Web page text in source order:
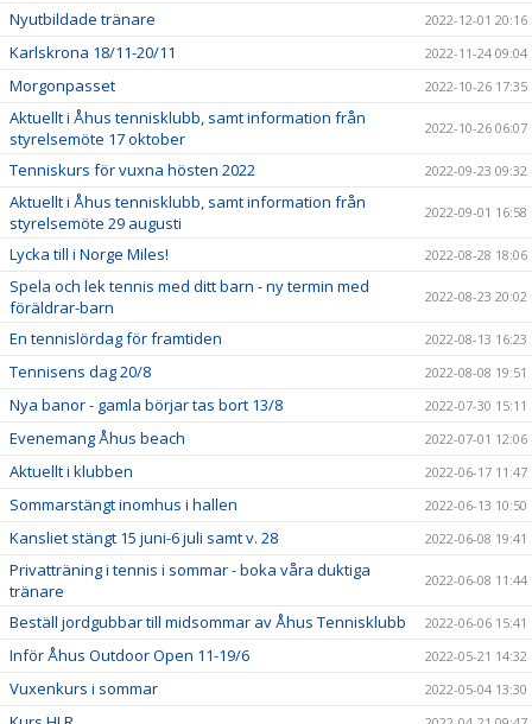
Nyutbildade tränare 2022-12-01 20:16
Karlskrona 18/11-20/11 2022-11-24 09:04
Morgonpasset 2022-10-26 17:35
Aktuellt i Åhus tennisklubb, samt information från
styrelsemöte 17 oktober
2022-10-26 06:07
Tenniskurs för vuxna hösten 2022 2022-09-23 09:32
Aktuellt i Åhus tennisklubb, samt information från
styrelsemöte 29 augusti
2022-09-01 16:58
Lycka till i Norge Miles! 2022-08-28 18:06
Spela och lek tennis med ditt barn - ny termin med
föräldrar-barn
2022-08-23 20:02
En tennislördag för framtiden 2022-08-13 16:23
Tennisens dag 20/8 2022-08-08 19:51
Nya banor - gamla börjar tas bort 13/8 2022-07-30 15:11
Evenemang Åhus beach 2022-07-01 12:06
Aktuellt i klubben 2022-06-17 11:47
Sommarstängt inomhus i hallen 2022-06-13 10:50
Kansliet stängt 15 juni-6 juli samt v. 28 2022-06-08 19:41
Privatträning i tennis i sommar - boka våra duktiga
tränare
2022-06-08 11:44
Beställ jordgubbar till midsommar av Åhus Tennisklubb 2022-06-06 15:41
Inför Åhus Outdoor Open 11-19/6 2022-05-21 14:32
Vuxenkurs i sommar 2022-05-04 13:30